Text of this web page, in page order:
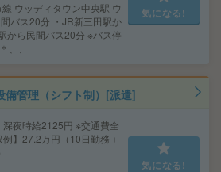
ウッディタウン中央駅 ウ
バス20分 ・JR新三田駅か
から民間バス20分 ※バス停
、、
気になる!
備管理（シフト制）[派遣]
夜時給2125円 ※交通費全
】27.2万円（10日勤務＋
気になる!